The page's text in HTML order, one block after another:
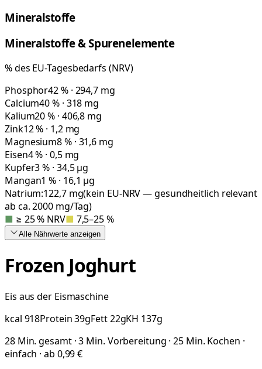
Mineralstoffe
Mineralstoffe & Spurenelemente
% des EU-Tagesbedarfs (NRV)
Phosphor42 % · 294,7 mg
Calcium40 % · 318 mg
Kalium20 % · 406,8 mg
Zink12 % · 1,2 mg
Magnesium8 % · 31,6 mg
Eisen4 % · 0,5 mg
Kupfer3 % · 34,5 µg
Mangan1 % · 16,1 µg
Natrium:122,7mg(kein EU-NRV — gesundheitlich relevant
ab ca. 2000 mg/Tag)
■ ≥ 25 % NRV■ 7,5–25 %
Alle Nährwerte anzeigen
Frozen Joghurt
Eis aus der Eismaschine
kcal 918Protein 39gFett22gKH 137g
28 Min. gesamt · 3 Min. Vorbereitung · 25 Min. Kochen ·
einfach · ab 0,99 €